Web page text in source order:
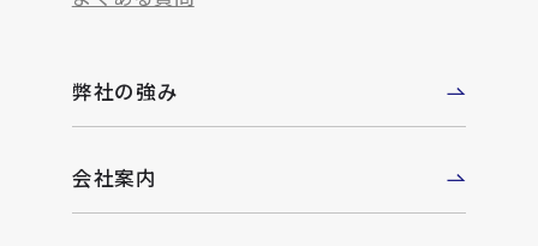
弊社の強み
会社案内